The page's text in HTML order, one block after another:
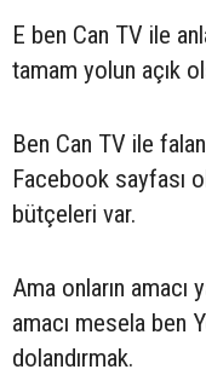
E ben Can TV ile
tamam yolun açık
Ben Can TV ile
Facebook sayfası
bütçeleri var.
Ama onların amacı
amacı mesela ben
dolandırmak.